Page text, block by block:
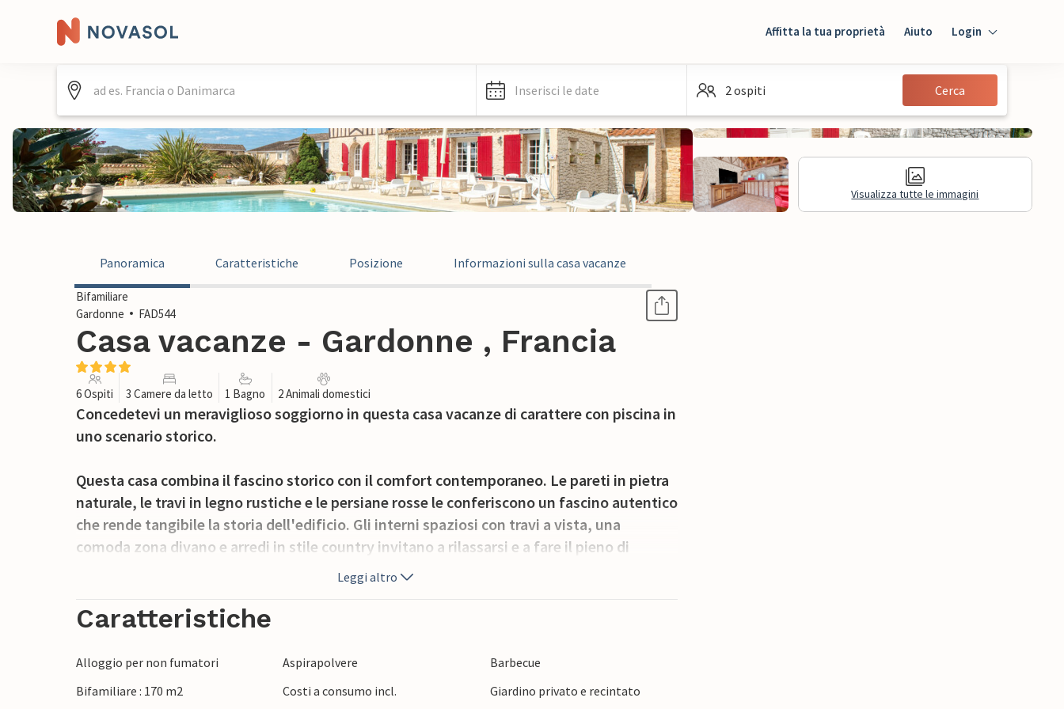
Affitta la tua proprietà Aiuto Login
Ospiti
Inserisci le date 2 ospiti Cerca
Visualizza tutte le immagini
Panoramica Caratteristiche Posizione Informazioni sulla casa vacanze
Bifamiliare
Gardonne
FAD544
Casa vacanze - Gardonne , Francia
6 Ospiti 3 Camere da letto 1 Bagno 2 Animali domestici
Concedetevi un meraviglioso soggiorno in questa casa vacanze di carattere con piscina in
uno scenario storico.
Questa casa combina il fascino storico con il comfort contemporaneo. Le pareti in pietra
naturale, le travi in legno rustiche e le persiane rosse le conferiscono un fascino autentico
che rende tangibile la storia dell'edificio. Gli interni spaziosi con travi a vista, una
comoda zona divano e arredi in stile country invitano a rilassarsi e a fare il pieno di
Iniziate la giornata con un tuffo in piscina, una piacevole nuotata o una partita di
un posto tranquillo per fare colazione, chiacchierare o leggere.
Nei dintorni di Gardonne vi attende la famosa regione vinicola della Valle della Dordogna,
Leggi altro
Caratteristiche
Alloggio per non fumatori Aspirapolvere
Barbecue
Bifamiliare : 170 m2
Costi a consumo incl.
Giardino privato e recintato